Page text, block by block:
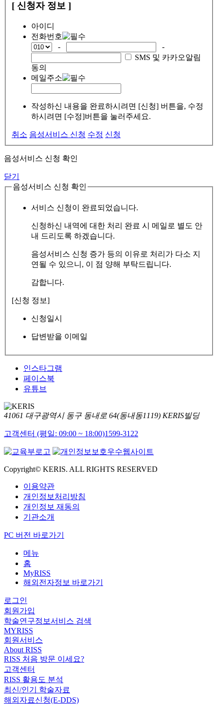
[ 신청자 정보 ]
아이디
전화번호
-
-
SMS 및 카카오알림
동의
메일주소
작성하신 내용을 완료하시려면 [신청] 버튼을, 수정
하시려면 [수정]버튼을 눌러주세요.
취소 음성서비스 신청 수정 신청
음성서비스 신청 확인
닫기
음성서비스 신청 확인
서비스 신청이 완료되었습니다.
신청하신 내역에 대한 처리 완료 시 메일로 별도 안
내 드리도록 하겠습니다.
음성서비스 신청 증가 등의 이유로 처리가 다소 지
연될 수 있으니, 이 점 양해 부탁드립니다.
감합니다.
[신청 정보]
신청일시
답변받을 이메일
인스타그램
페이스북
유튜브
41061 대구광역시 동구 동내로 64(동내동1119) KERIS빌딩
고객센터 (평일: 09:00 ~ 18:00)1599-3122
Copyright© KERIS. ALL RIGHTS RESERVED
이용약관
개인정보처리방침
개인정보 재동의
기관소개
PC 버전 바로가기
메뉴
홈
MyRISS
해외전자정보 바로가기
로그인
회원가입
학술연구정보서비스 검색
MYRISS
회원서비스
About RISS
RISS 처음 방문 이세요?
고객센터
RISS 활용도 분석
최신/인기 학술자료
해외자료신청(E-DDS)